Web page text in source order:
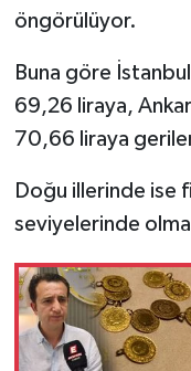
öngörülüyor.
Buna göre
69,26 liraya,
70,66 liraya
Doğu illerinde ise
seviyelerinde
Sağlık
Şaphane
Simav
Siyaset
Tavşanlı
Teknoloji